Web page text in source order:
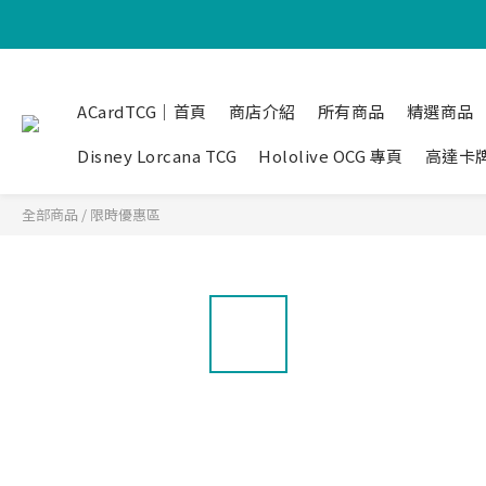
ACardTCG｜首頁 商店介紹 所有商品
精選商品
Disney Lorcana TCG
Hololive OCG 專頁 高達卡
全部商品 / 限時優惠區